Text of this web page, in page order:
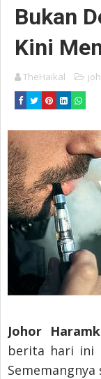
Bukan
Kini
TheHaikal
Johor
berita hari ini